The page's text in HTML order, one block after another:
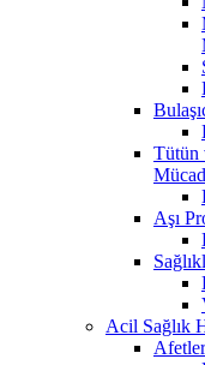
Tütün
Aşı
Acil Sağlık